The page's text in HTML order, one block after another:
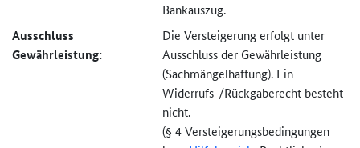
Bankauszug.
Ausschluss
Gewährleistung:
Die Versteigerung erfolgt unter
Ausschluss der Gewährleistung
(Sachmängel­haftung). Ein
Widerrufs-/Rückgaberecht besteht
nicht.
(§ 4 Versteigerungs­bedingungen